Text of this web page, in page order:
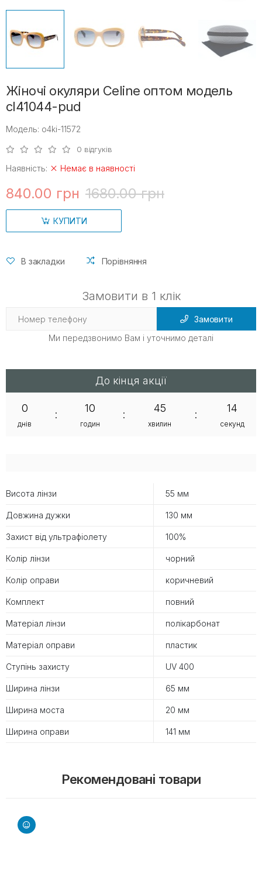
Висота лінзи 55 мм
Довжина дужки 130 мм
Захист від ультрафіолету 100%
Колір лінзи чорний
Колір оправи коричневий
Комплект повний
Матеріал лінзи полікарбонат
Матеріал оправи пластик
Ступінь захисту UV 400
Ширина лінзи 65 мм
Ширина моста 20 мм
Ширина оправи 141 мм
Жіночі окуляри Celine оптом модель
cl41044-pud
Модель: o4ki-11572
0 відгуків
Наявність: Немає в наявності
840.00 грн 1680.00 грн
КУПИТИ
В закладки Порівняння
Замовити в 1 клік
Замовити
Ми передзвонимо Вам і уточнимо деталі
До кінця акції
0
днів
:
10
годин
:
45
хвилин
:
13
секунд
Рекомендовані товари